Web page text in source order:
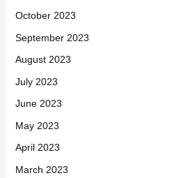
October 2023
September 2023
August 2023
July 2023
June 2023
May 2023
April 2023
March 2023